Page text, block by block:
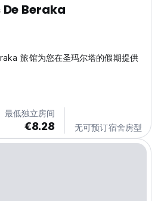
Beraka
旅馆为您在圣玛尔塔的假期提供
最低独立房间
€8.28 无可预订宿舍房型